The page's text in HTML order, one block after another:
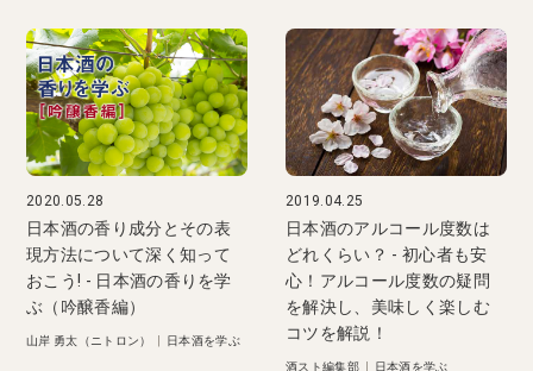
2020.05.28
日本酒の香り成分とその表
現方法について深く知って
おこう! - 日本酒の香りを学
ぶ（吟醸香編）
山岸 勇太（ニトロン） 日本酒を学ぶ
2019.04.25
日本酒のアルコール度数は
どれくらい？ - 初心者も安
心！アルコール度数の疑問
を解決し、美味しく楽しむ
コツを解説！
酒スト編集部 日本酒を学ぶ